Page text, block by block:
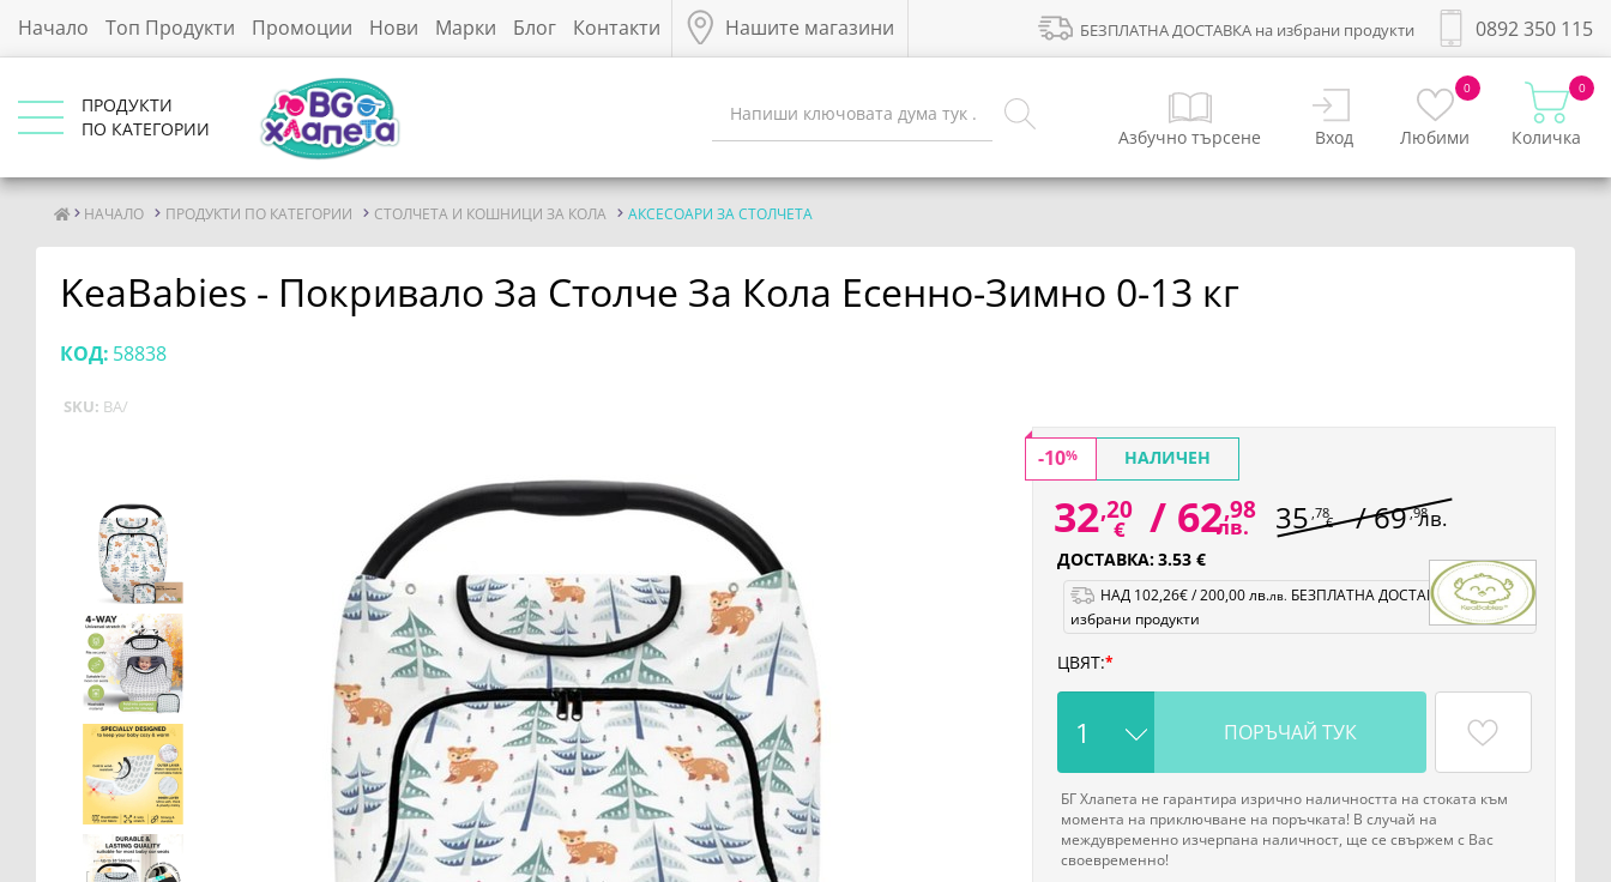
Начало Топ Продукти Промоции Нови Марки Блог Контакти Нашите магазини 0892 350 115
БЕЗПЛАТНА ДОСТАВКА на избрани продукти
ПРОДУКТИ
ПО КАТЕГОРИИ
Азбучно търсене Вход
0
Любими
0
Количка
НАЧАЛО ПРОДУКТИ ПО КАТЕГОРИИ СТОЛЧЕТА И КОШНИЦИ ЗА КОЛА АКСЕСОАРИ ЗА СТОЛЧЕТА
KeaBabies - Покривало За Столче За Кола Есенно-Зимно 0-13 кг
КОД: 58838
SKU: BA/
-10% НАЛИЧЕН
32,20
€ / 62,98
лв. 35,78
€ /69,98лв.
ДОСТАВКА:3.53 €
НАД 102,26€/200,00лв.лв. БЕЗПЛАТНА ДОСТАВКА на
избрани продукти
ЦВЯТ:
ПОРЪЧАЙ ТУК
БГ Хлапета не гарантира изрично наличността на стоката към
момента на приключване на поръчката! В случай на
междувременно изчерпана наличност, ще се свържем с Вас
своевременно!